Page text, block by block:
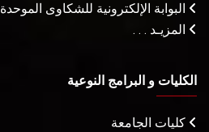
البوابة الإلكترونية للشكاوى الموحدة
المزيـد . . .
الكليات و البرامج النوعية
كليات الجامعة